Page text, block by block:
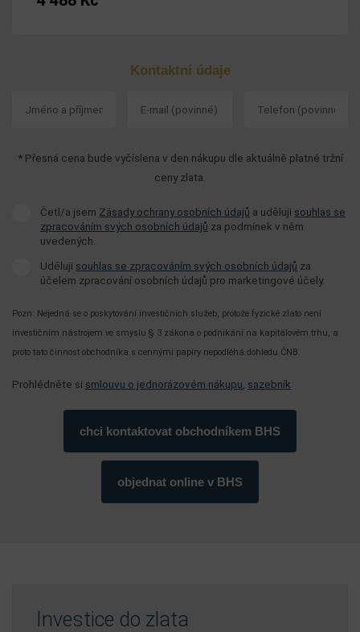
Kontaktní údaje
* Přesná cena bude vyčíslena v den nákupu dle aktuálně platné tržní
ceny zlata.
Četl/a jsem Zásady ochrany osobních údajů a uděluji souhlas se
zpracováním svých osobních údajů za podmínek v něm
uvedených.
Uděluji souhlas se zpracováním svých osobních údajů za
účelem zpracování osobních údajů pro marketingové účely.
Pozn: Nejedná se o poskytování investičních služeb, protože fyzické zlato není
investičním nástrojem ve smyslu § 3 zákona o podnikání na kapitálovém trhu, a
proto tato činnost obchodníka s cennými papíry nepodléhá dohledu ČNB.
Prohlédněte si smlouvu o jednorázovém nákupu, sazebník
chci kontaktovat obchodníkem BHS
objednat online v BHS
Investice do zlata